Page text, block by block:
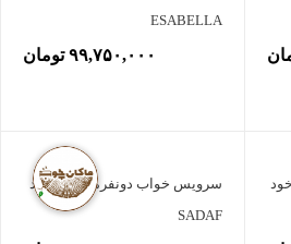
ESABELLA
۹۹,۷۵۰,۰۰۰ تومان
سرویس خواب دونفره مدرن برند
SADAF